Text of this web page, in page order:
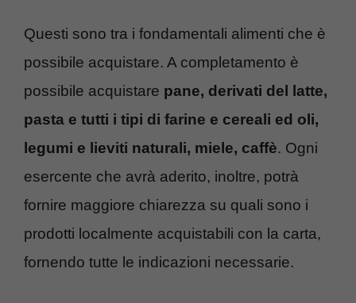
Questi sono tra i fondamentali alimenti che è
possibile acquistare. A completamento è
possibile acquistare pane, derivati del latte,
pasta e tutti i tipi di farine e cereali ed oli,
legumi e lieviti naturali, miele, caffè. Ogni
esercente che avrà aderito, inoltre, potrà
fornire maggiore chiarezza su quali sono i
prodotti localmente acquistabili con la carta,
fornendo tutte le indicazioni necessarie.